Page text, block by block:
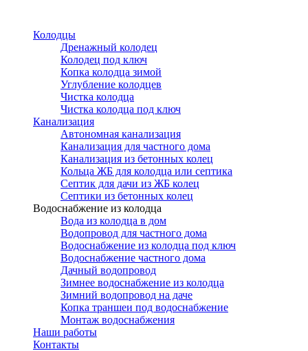
основному
содержанию
Колодцы
Дренажный колодец
Колодец под ключ
Копка колодца зимой
Углубление колодцев
Чистка колодца
Чистка колодца под ключ
Канализация
Автономная канализация
Канализация для частного дома
Канализация из бетонных колец
Кольца ЖБ для колодца или септика
Септик для дачи из ЖБ колец
Септики из бетонных колец
Водоснабжение из колодца
Вода из колодца в дом
Водопровод для частного дома
Водоснабжение из колодца под ключ
Водоснабжение частного дома
Дачный водопровод
Зимнее водоснабжение из колодца
Зимний водопровод на даче
Копка траншеи под водоснабжение
Монтаж водоснабжения
Наши работы
Контакты